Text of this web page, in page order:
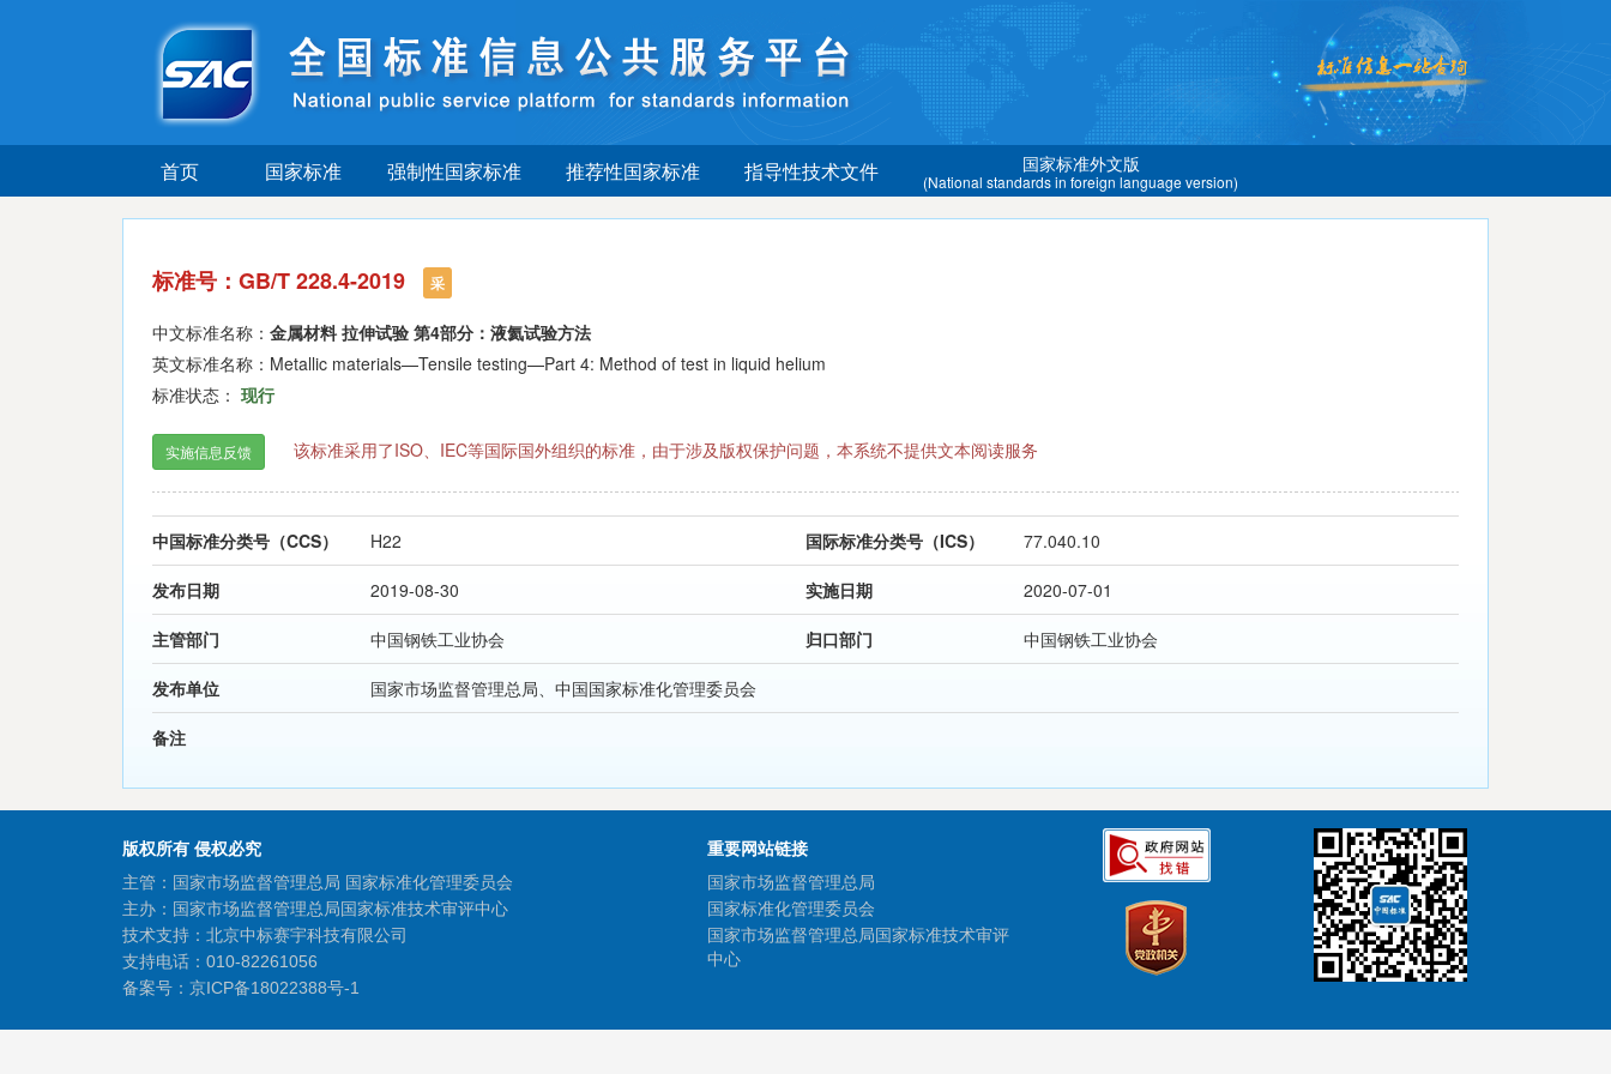
首页 国家标准 强制性国家标准 推荐性国家标准 指导性技术文件 国家标准外文版
(National standards in foreign language version)
标准号：GB/T 228.4-2019 采
中文标准名称： 金属材料 拉伸试验 第4部分：液氦试验方法
英文标准名称：Metallic materials—Tensile testing—Part 4: Method of test in liquid helium
标准状态： 现行
实施信息反馈 该标准采用了ISO、IEC等国际国外组织的标准，由于涉及版权保护问题，本系统不提供文本阅读服务
中国标准分类号（CCS） H22 国际标准分类号（ICS） 77.040.10
发布日期 2019-08-30 实施日期 2020-07-01
主管部门 中国钢铁工业协会 归口部门 中国钢铁工业协会
发布单位 国家市场监督管理总局、中国国家标准化管理委员会
备注
版权所有 侵权必究
主管：国家市场监督管理总局 国家标准化管理委员会
主办：国家市场监督管理总局国家标准技术审评中心
技术支持：北京中标赛宇科技有限公司
支持电话：010-82261056
备案号： 京ICP备18022388号-1
重要网站链接
国家市场监督管理总局
国家标准化管理委员会
国家市场监督管理总局国家标准技术审评
中心